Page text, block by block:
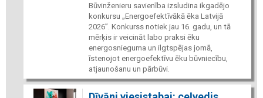
Būvinženieru savienība izsludina ikgadējo
konkursu „Energoefektīvākā ēka Latvijā
2026”. Konkurss notiek jau 16. gadu, un tā
mērķis ir veicināt labo praksi ēku
energosnieguma un ilgtspējas jomā,
īstenojot energoefektīvu ēku būvniecību,
atjaunošanu un pārbūvi.